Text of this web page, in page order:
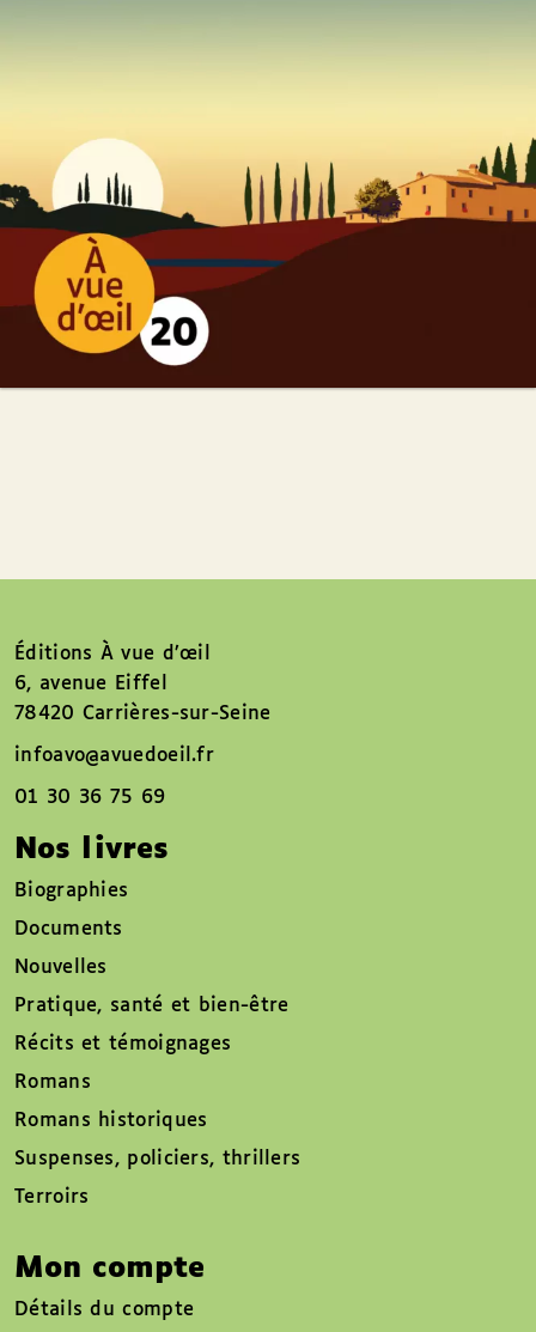
Éditions À vue d’œil
6, avenue Eiffel
78420 Carrières-sur-Seine
infoavo@avuedoeil.fr
01 30 36 75 69
Nos livres
Biographies
Documents
Nouvelles
Pratique, santé et bien-être
Récits et témoignages
Romans
Romans historiques
Suspenses, policiers, thrillers
Terroirs
Mon compte
Détails du compte